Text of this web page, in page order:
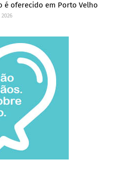
é oferecido em Porto Velho
2026